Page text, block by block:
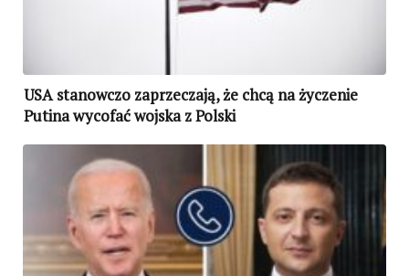
USA stanowczo zaprzeczają, że chcą na życzenie
Putina wycofać wojska z Polski